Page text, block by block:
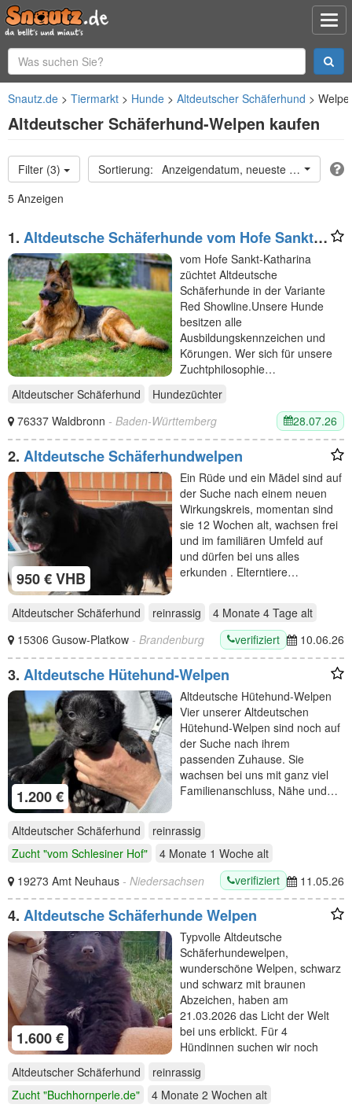
Snautz.de Tiermarkt Hunde Altdeutscher Schäferhund
Altdeutscher Schäferhund-Welpen kaufen
Filter (3)
Anzeigendatum, neueste oben
5 Anzeigen
1. Altdeutsche Schäferhunde vom Hofe Sankt-
Katharina
vom Hofe Sankt-Katharina
züchtet Altdeutsche
Schäferhunde in der Variante
Red Showline.Unsere Hunde
besitzen alle
Ausbildungskennzeichen und
Körungen. Wer sich für unsere
Zuchtphilosophie…
Altdeutscher Schäferhund
Hundezüchter
76337 Waldbronn - Baden-Württemberg 28.07.26
2. Altdeutsche Schäferhundwelpen
950 € VHB
Ein Rüde und ein Mädel sind auf
der Suche nach einem neuen
Wirkungskreis, momentan sind
sie 12 Wochen alt, wachsen frei
und im familiären Umfeld auf
und dürfen bei uns alles
erkunden . Elterntiere…
Altdeutscher Schäferhund reinrassig 4 Monate 4 Tage alt
15306 Gusow-Platkow - Brandenburg verifiziert 10.06.26
3. Altdeutsche Hütehund-Welpen
1.200 €
Altdeutsche Hütehund-Welpen
Vier unserer Altdeutschen
Hütehund-Welpen sind noch auf
der Suche nach ihrem
passenden Zuhause. Sie
wachsen bei uns mit ganz viel
Familienanschluss, Nähe und…
Altdeutscher Schäferhund
reinrassig
Zucht "vom Schlesiner Hof"
4 Monate 1 Woche alt
19273 Amt Neuhaus - Niedersachsen verifiziert 11.05.26
4. Altdeutsche Schäferhunde Welpen
1.600 €
Typvolle Altdeutsche
Schäferhundewelpen,
wunderschöne Welpen, schwarz
und schwarz mit braunen
Abzeichen, haben am
21.03.2026 das Licht der Welt
bei uns erblickt. Für 4
Hündinnen suchen wir noch
Altdeutscher Schäferhund
reinrassig
Zucht "Buchhornperle.de"
4 Monate 2 Wochen alt